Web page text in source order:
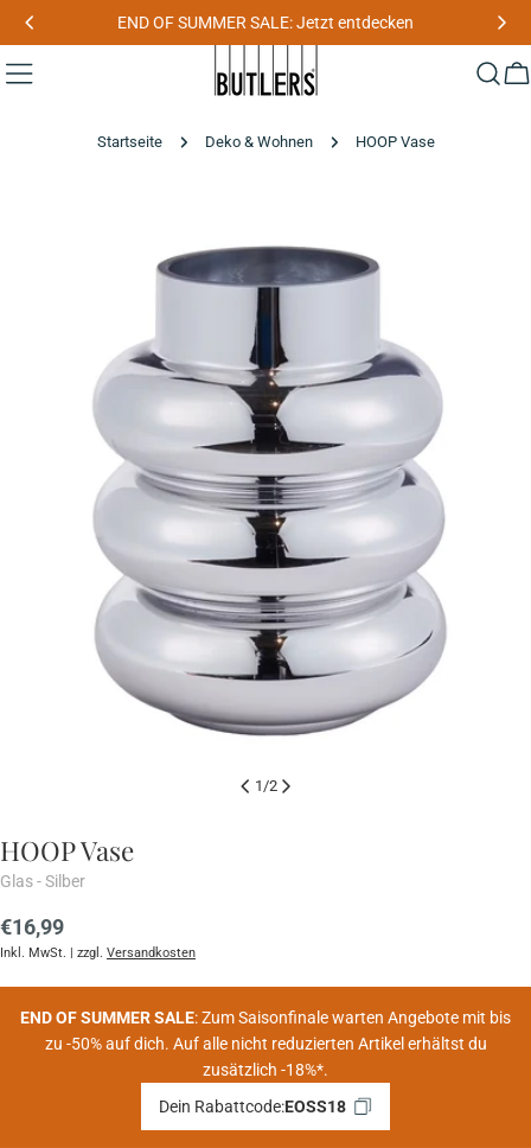
Zum
springen
SALE: Jetzt entdecken Newsletter-
Startseite Deko & Wohnen HOOP Vase
Produktinformationen
0 im Pop-up öffnen
1 /2
HOOP Vase
Glas - Silber
Regulärer
Preis
€16,99
Inkl. MwSt. | zzgl. Versandkosten
END OF SUMMER SALE: Zum Saisonfinale warten Angebote mit bis
zu -50% auf dich. Auf alle nicht reduzierten Artikel erhältst du
zusätzlich -18%*.
Dein Rabattcode:EOSS18